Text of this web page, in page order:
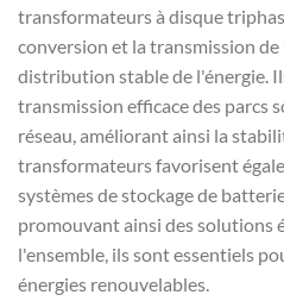
transformateurs à disque
conversion et la transmission
distribution stable de l'énergie.
transmission efficace des parcs
réseau, améliorant ainsi la
transformateurs favorisent
systèmes de stockage de
promouvant ainsi des solutions
l'ensemble, ils sont essentiels
énergies renouvelables.